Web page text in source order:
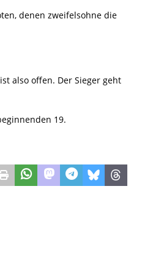
denen zweifelsohne die
also offen. Der Sieger geht
19.